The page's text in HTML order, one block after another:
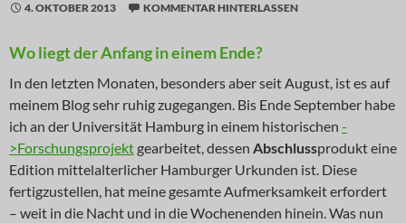
4. OKTOBER 2013 KOMMENTAR HINTERLASSEN
Wo liegt der Anfang in einem Ende?
In den letzten Monaten, besonders aber seit August, ist es auf
meinem Blog sehr ruhig zugegangen. Bis Ende September habe
ich an der Universität Hamburg in einem historischen -
>Forschungsprojekt gearbeitet, dessen Abschlussprodukt eine
Edition mittelalterlicher Hamburger Urkunden ist. Diese
fertigzustellen, hat meine gesamte Aufmerksamkeit erfordert
– weit in die Nacht und in die Wochenenden hinein. Was nun